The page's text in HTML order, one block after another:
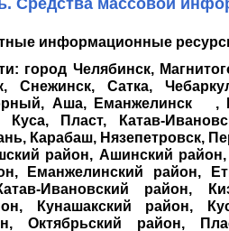
Средства массовой
информационные
город Челябинск,
Снежинск, Сатка,
Аша, Еманжелинск ,
Куса, Пласт, Катав-
Карабаш, Нязепетровск,
район, Ашинский
Еманжелинский район,
Ивановский район,
Кунашакский район,
Октябрьский район,